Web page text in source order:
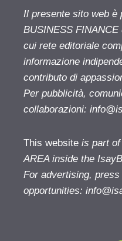
Il presente sito web è
BUSINESS
cui rete editoriale
informazione
contributo di
Per pubblicità,
collaborazioni:
This website is part of
AREA inside the
For advertising,
opportunities: